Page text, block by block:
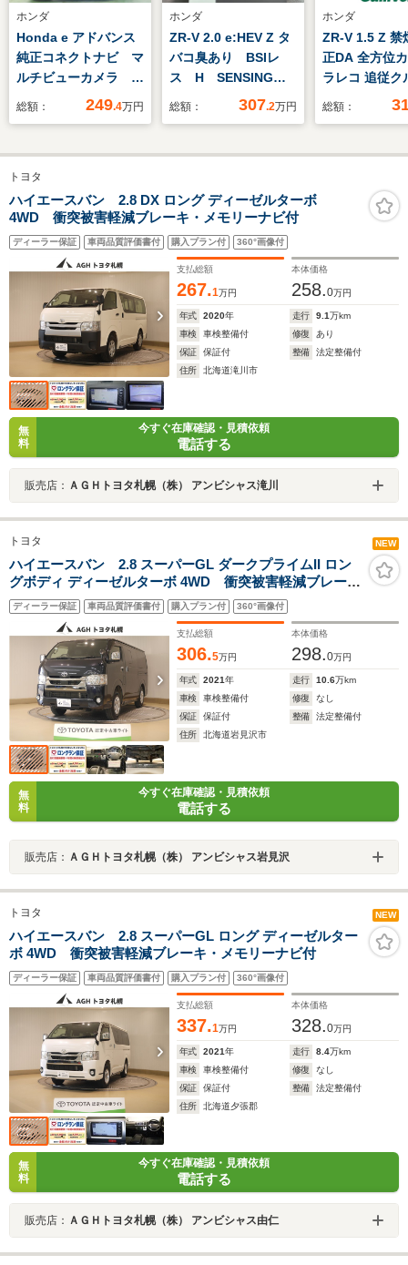
ホンダ
Honda e アドバンス
純正コネクトナビ マ
ルチビューカメラ 純
正前後ドラレコ
イヤ付き
総額： 249.4万円
ホンダ
ZR-V 2.0 e:HEV Z タ
バコ臭あり BSIレ
ス H SENSING
革シ-ト 最長5年保
マルチビュ- BTオ-
ETC LEDライト
VSAシ-トヒ-タ- ク
ルコン
総額： 307.2万円
ホンダ
ZR-V 1.5 Z 禁
正DA 全方位
ラレコ 追従ク
ダウンヒルア
レーンアシス
イビーム 前
ステアリング
総額：
トヨタ
ハイエースバン 2.8 DX ロング ディーゼルターボ
4WD 衝突被害軽減ブレーキ・メモリーナビ付
ディーラー保証 車両品質評価書付 購入プラン付 360°画像付
支払総額
267.1万円
本体価格
258.0万円
年式 2020年 走行 9.1万km
車検
車検整備付 修復
あり
保証
保証付 整備
法定整備付
住所
北海道滝川市
無
料
今すぐ在庫確認・見積依頼
電話する
販売店： ＡＧＨトヨタ札幌（株） アンビシャス滝川
トヨタ NEW
ハイエースバン 2.8 スーパーGL ダークプライムII ロン
グボディ ディーゼルターボ 4WD 衝突被害軽減ブレー
キ・バックモニター付
ディーラー保証 車両品質評価書付 購入プラン付 360°画像付
支払総額
306.5万円
本体価格
298.0万円
年式 2021年 走行 10.6万km
車検
車検整備付 修復
なし
保証
保証付 整備
法定整備付
住所
北海道岩見沢市
無
料
今すぐ在庫確認・見積依頼
電話する
販売店： ＡＧＨトヨタ札幌（株） アンビシャス岩見沢
トヨタ NEW
ハイエースバン 2.8 スーパーGL ロング ディーゼルター
ボ 4WD 衝突被害軽減ブレーキ・メモリーナビ付
ディーラー保証 車両品質評価書付 購入プラン付 360°画像付
支払総額
337.1万円
本体価格
328.0万円
年式 2021年 走行 8.4万km
車検
車検整備付 修復
なし
保証
保証付 整備
法定整備付
住所
北海道夕張郡
無
料
今すぐ在庫確認・見積依頼
電話する
販売店： ＡＧＨトヨタ札幌（株） アンビシャス由仁